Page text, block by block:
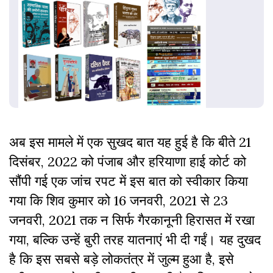
अब इस मामले में एक सुखद बात यह हुई है कि बीते 21
दिसंबर, 2022 को पंजाब और हरियाणा हाई कोर्ट को
सौंपी गई एक जांच रपट में इस बात को स्वीकार किया
गया कि शिव कुमार को 16 जनवरी, 2021 से 23
जनवरी, 2021 तक न सिर्फ गैरकानूनी हिरासत में रखा
गया, बल्कि उन्हें बुरी तरह यातनाएं भी दी गईं। यह दुखद
है कि इस सबसे बड़े लोकतंत्र में जुल्म हुआ है, इसे